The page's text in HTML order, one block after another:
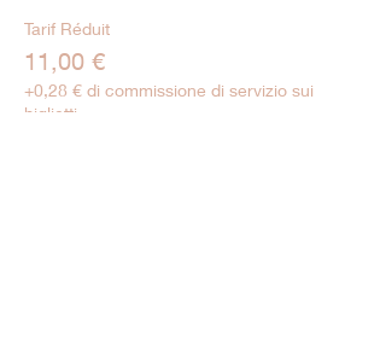
Tarif Réduit
11,00 €
+0,28 € di commissione di servizio sui
biglietti